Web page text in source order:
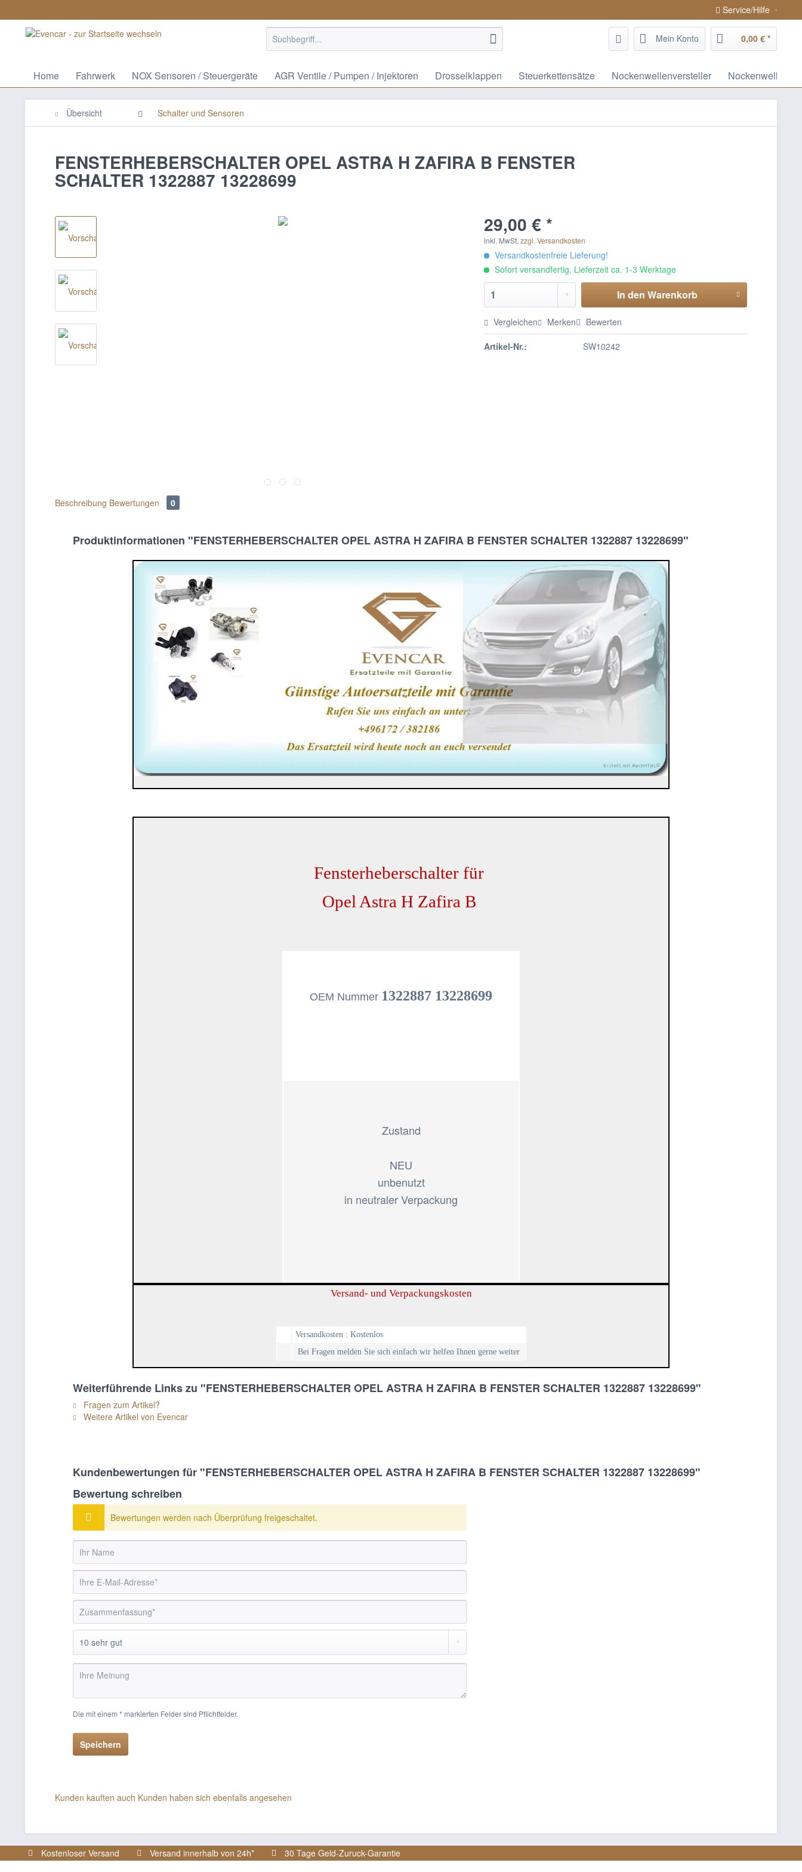
Service/Hilfe
Mein Konto 0,00 € *
Home Fahrwerk NOX Sensoren / Steuergeräte AGR Ventile / Pumpen / Injektoren Drosselklappen Steuerkettensätze Nockenwellenversteller Nockenwellen /
Übersicht Schalter und Sensoren
FENSTERHEBERSCHALTER OPEL ASTRA H ZAFIRA B FENSTER
SCHALTER 1322887 13228699
29,00 € *
inkl. MwSt.zzgl. Versandkosten
Versandkostenfreie Lieferung!
Sofort versandfertig, Lieferzeit ca. 1-3 Werktage
In den Warenkorb
Vergleichen Merken Bewerten
Artikel-Nr.: SW10242
Beschreibung Bewertungen 0
Produktinformationen "FENSTERHEBERSCHALTER OPEL ASTRA H ZAFIRA B FENSTER SCHALTER 1322887 13228699"
Fensterheberschalter für
Opel Astra H Zafira B
OEM Nummer 1322887 13228699
Zustand
NEU
unbenutzt
in neutraler Verpackung
Versand- und Verpackungskosten
Versandkosten : Kostenlos
Bei Fragen melden Sie sich einfach wir helfen Ihnen gerne weiter
Weiterführende Links zu "FENSTERHEBERSCHALTER OPEL ASTRA H ZAFIRA B FENSTER SCHALTER 1322887 13228699"
Fragen zum Artikel?
Weitere Artikel von Evencar
Kundenbewertungen für "FENSTERHEBERSCHALTER OPEL ASTRA H ZAFIRA B FENSTER SCHALTER 1322887 13228699"
Bewertung schreiben
Bewertungen werden nach Überprüfung freigeschaltet.
Die mit einem * markierten Felder sind Pflichtfelder.
Speichern
Kunden kauften auch Kunden haben sich ebenfalls angesehen
Kostenloser Versand Versand innerhalb von 24h* 30 Tage Geld-Zuruck-Garantie